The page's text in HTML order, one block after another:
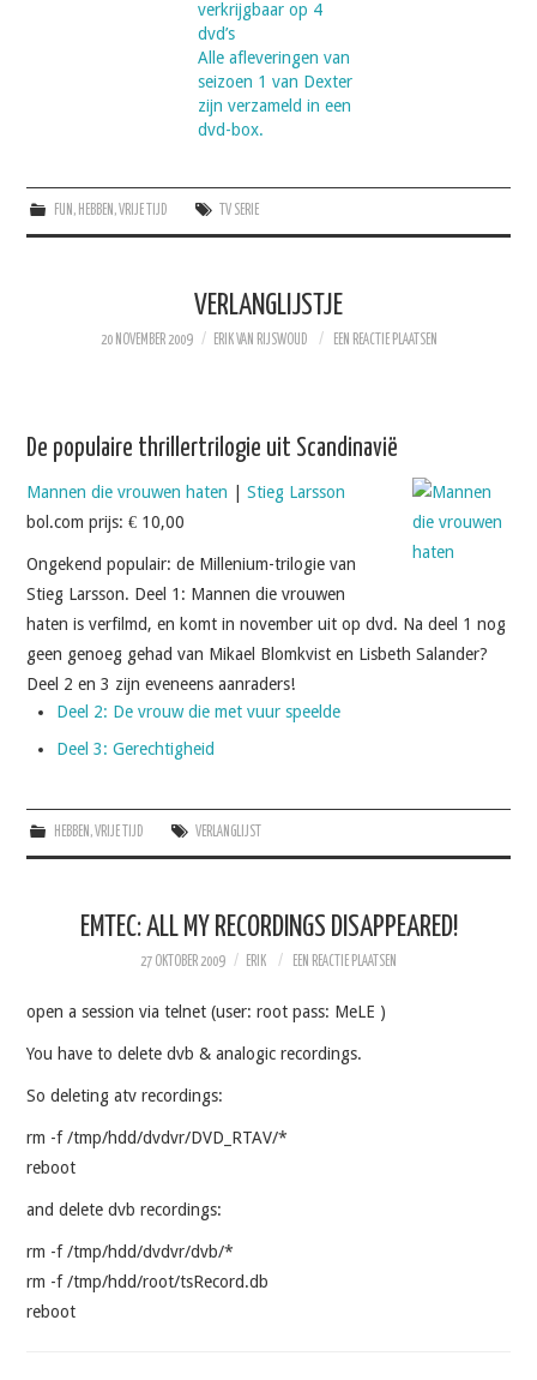
verkrijgbaar op 4
dvd’s
Alle afleveringen van
seizoen 1 van Dexter
zijn verzameld in een
dvd-box.
FUN, HEBBEN,VRIJE TIJD TV SERIE
VERLANGLIJSTJE
20 NOVEMBER 2009 ERIK VAN RIJSWOUD EEN REACTIE PLAATSEN
De populaire thrillertrilogie uit Scandinavië
Mannen die vrouwen haten |Stieg Larsson
bol.com prijs:€ 10,00
Ongekend populair: de Millenium-trilogie van
Stieg Larsson. Deel 1: Mannen die vrouwen
haten is verfilmd, en komt in november uit op dvd. Na deel 1 nog
geen genoeg gehad van Mikael Blomkvist en Lisbeth Salander?
Deel 2 en 3 zijn eveneens aanraders!
Deel 2: De vrouw die met vuur speelde
Deel 3: Gerechtigheid
HEBBEN ,VRIJE TIJD VERLANGLIJST
EMTEC: ALL MY RECORDINGS DISAPPEARED!
27 OKTOBER 2009 ERIK EEN REACTIE PLAATSEN
open a session via telnet (user: root pass: MeLE )
You have to delete dvb & analogic recordings.
So deleting atv recordings:
rm -f /tmp/hdd/dvdvr/DVD_RTAV/*
reboot
and delete dvb recordings:
rm -f /tmp/hdd/dvdvr/dvb/*
rm -f /tmp/hdd/root/tsRecord.db
reboot